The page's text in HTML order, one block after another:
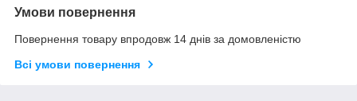
Умови повернення
Повернення товару впродовж 14 днів за домовленістю
Всі умови повернення